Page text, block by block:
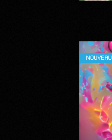
NOUVEAU